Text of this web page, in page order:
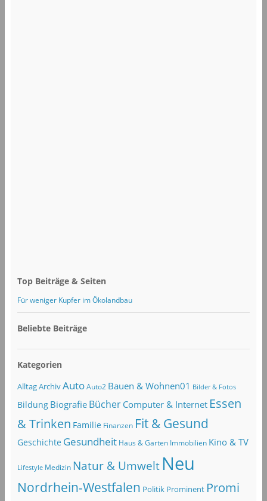
Top Beiträge & Seiten
Für weniger Kupfer im Ökolandbau
Beliebte Beiträge
Kategorien
AlltagArchivAuto Auto2 Bauen & Wohnen01 Bilder & Fotos
Bildung Biografie Bücher Computer & Internet Essen
& Trinken Familie Finanzen Fit & Gesund
Geschichte Gesundheit Haus & Garten Immobilien Kino & TV
Lifestyle Medizin Natur & Umwelt Neu
Nordrhein-Westfalen Politik Prominent Promi